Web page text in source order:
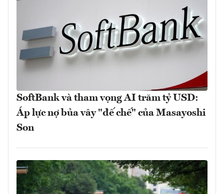
SoftBank và tham vọng AI trăm tỷ USD:
Áp lực nợ bủa vây "đế chế" của Masayoshi
Son